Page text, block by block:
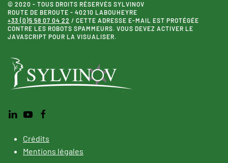
© 2020 - TOUS DROITS RÉSERVÉS SYLVINOV
ROUTE DE BEROUTE - 40210 LABOUHEYRE
+33 (0)5 58 07 04 22 / CETTE ADRESSE E-MAIL EST PROTÉGÉE
CONTRE LES ROBOTS SPAMMEURS. VOUS DEVEZ ACTIVER LE
JAVASCRIPT POUR LA VISUALISER.
Crédits
Mentions légales